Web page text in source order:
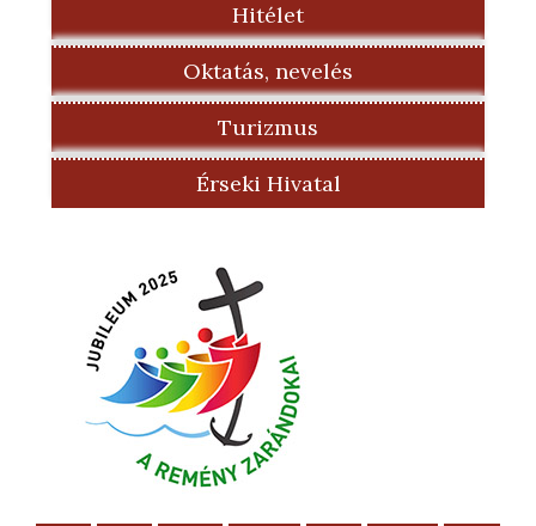
Hitélet
Oktatás, nevelés
Turizmus
Érseki Hivatal